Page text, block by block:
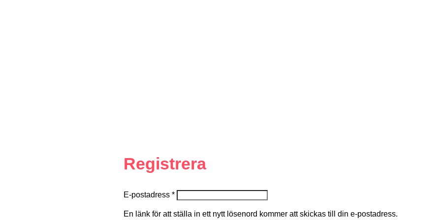
Registrera
E-postadress *
En länk för att ställa in ett nytt lösenord kommer att skickas till din e-postadress.